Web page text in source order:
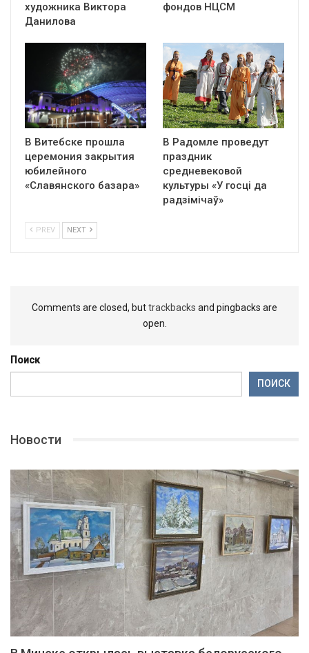
художника Виктора
Данилова
фондов НЦСМ
В Витебске прошла
церемония закрытия
юбилейного
«Славянского базара»
В Радомле проведут
праздник
средневековой
культуры «У госці да
радзімічаў»
PREV NEXT
Comments are closed, buttrackbacks and pingbacks are
open.
Поиск
ПОИСК
Новости